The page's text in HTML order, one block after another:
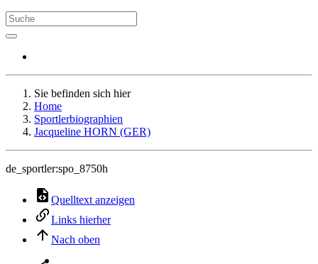
Sie befinden sich hier
Home
Sportlerbiographien
Jacqueline HORN (GER)
de_sportler:spo_8750h
Quelltext anzeigen
Links hierher
Nach oben